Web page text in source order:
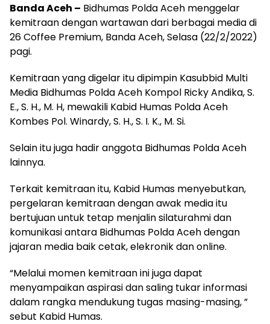
Banda Aceh – Bidhumas Polda Aceh menggelar
kemitraan dengan wartawan dari berbagai media di
26 Coffee Premium, Banda Aceh, Selasa (22/2/2022)
pagi.
Kemitraan yang digelar itu dipimpin Kasubbid Multi
Media Bidhumas Polda Aceh Kompol Ricky Andika, S.
E., S. H., M. H, mewakili Kabid Humas Polda Aceh
Kombes Pol. Winardy, S. H., S. I. K., M. Si.
Selain itu juga hadir anggota Bidhumas Polda Aceh
lainnya.
Terkait kemitraan itu, Kabid Humas menyebutkan,
pergelaran kemitraan dengan awak media itu
bertujuan untuk tetap menjalin silaturahmi dan
komunikasi antara Bidhumas Polda Aceh dengan
jajaran media baik cetak, elekronik dan online.
“Melalui momen kemitraan ini juga dapat
menyampaikan aspirasi dan saling tukar informasi
dalam rangka mendukung tugas masing-masing, ”
sebut Kabid Humas.